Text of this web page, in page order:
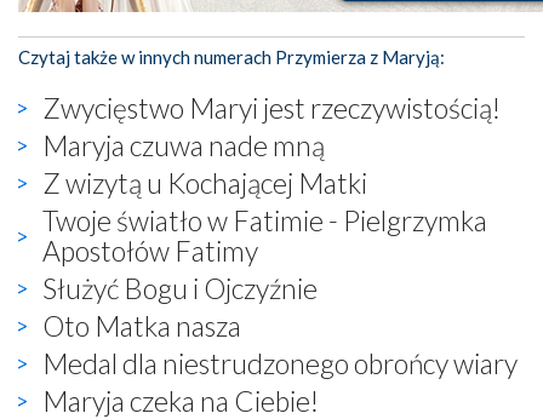
Czytaj także w innych numerach Przymierza z Maryją:
Zwycięstwo Maryi jest rzeczywistością!
Maryja czuwa nade mną
Z wizytą u Kochającej Matki
Twoje światło w Fatimie - Pielgrzymka
Apostołów Fatimy
Służyć Bogu i Ojczyźnie
Oto Matka nasza
Medal dla niestrudzonego obrońcy wiary
Maryja czeka na Ciebie!